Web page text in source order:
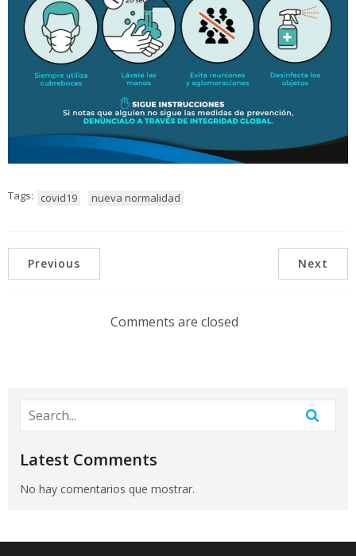
Tags: covid19 nueva normalidad
Previous Next
Comments are closed
Latest Comments
No hay comentarios que mostrar.